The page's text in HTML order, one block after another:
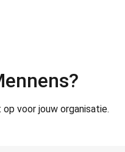
voor jouw organisatie.